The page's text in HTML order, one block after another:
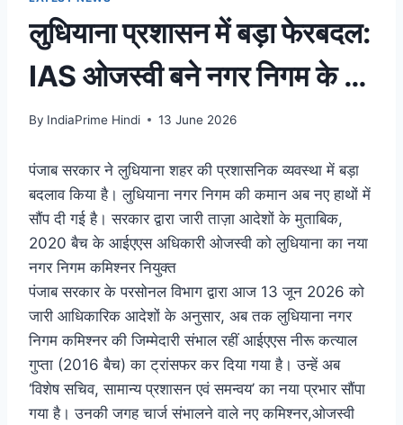
लुधियाना प्रशासन में बड़ा फेरबदल:
IAS ओजस्वी बने नगर निगम के नए
कमिश्नर, नीरू कत्याल गुप्ता का
हुआ ट्रांसफर – Dainik
Bhaskar
By IndiaPrime Hindi 13 June 2026
पंजाब सरकार ने लुधियाना शहर की प्रशासनिक व्यवस्था में बड़ा
बदलाव किया है। लुधियाना नगर निगम की कमान अब नए हाथों में
सौंप दी गई है। सरकार द्वारा जारी ताज़ा आदेशों के मुताबिक,
2020 बैच के आईएएस अधिकारी ओजस्वी को लुधियाना का नया
नगर निगम कमिश्नर नियुक्त
पंजाब सरकार के परसोनल विभाग द्वारा आज 13 जून 2026 को
जारी आधिकारिक आदेशों के अनुसार, अब तक लुधियाना नगर
निगम कमिश्नर की जिम्मेदारी संभाल रहीं आईएएस नीरू कत्याल
गुप्ता (2016 बैच) का ट्रांसफर कर दिया गया है। उन्हें अब
‘विशेष सचिव, सामान्य प्रशासन एवं समन्वय’ का नया प्रभार सौंपा
गया है। उनकी जगह चार्ज संभालने वाले नए कमिश्नर,ओजस्वी